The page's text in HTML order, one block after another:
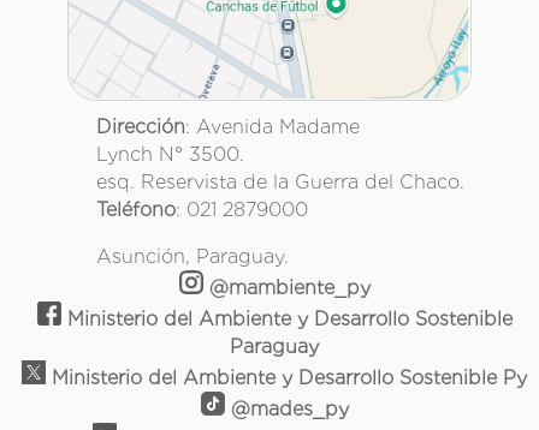
Dirección: Avenida Madame
Lynch N° 3500.
esq. Reservista de la Guerra del Chaco.
Teléfono: 021 2879000
Asunción, Paraguay.
@mambiente_py
Ministerio del Ambiente y Desarrollo Sostenible
Paraguay
Ministerio del Ambiente y Desarrollo Sostenible Py
@mades_py